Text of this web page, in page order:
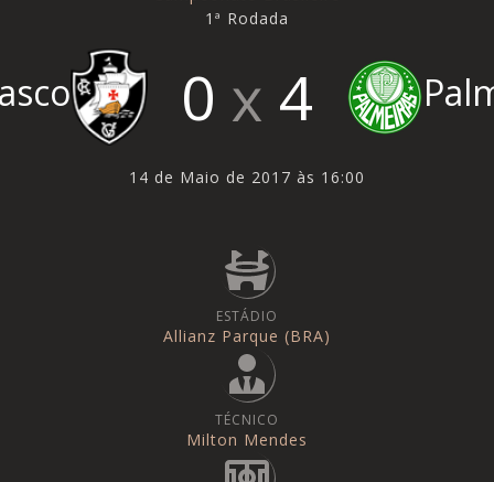
1ª Rodada
0 4
14 de Maio de 2017 às 16:00
ESTÁDIO
Allianz Parque (BRA)
TÉCNICO
Milton Mendes